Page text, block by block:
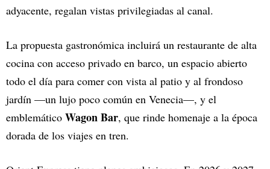
adyacente, regalan vistas privilegiadas al canal.
La propuesta gastronómica incluirá un restaurante de alta
cocina con acceso privado en barco, un espacio abierto
todo el día para comer con vista al patio y al frondoso
jardín —un lujo poco común en Venecia—, y el
emblemático Wagon Bar, que rinde homenaje a la época
dorada de los viajes en tren.